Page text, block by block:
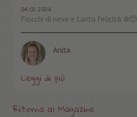
04.02.2026
Fiocchi di neve e tanta felicità ❄️😍
Anita
Leggi di più
Ritorna al Magazine